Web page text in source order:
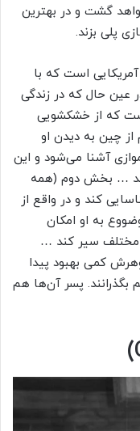
گشت و در بهترین
پلی بزند.
است که با
عین حال که در زندگی
که از خشکشویی
چین به دیدن او
آشنا می‌شود و این
… بخش دوم (همه
کند و در واقع از
به او امکان
مختلف سیر کند …
کمی بهبود پیدا
بگذرانند. پسر آن‌ها هم